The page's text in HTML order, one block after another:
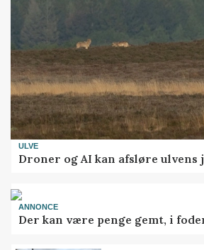
ULVE
Droner og AI kan afsløre
ANNONCE
Der kan være penge gemt, i